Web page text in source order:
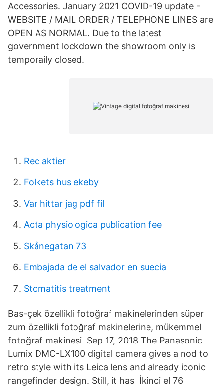
Accessories. January 2021 COVID-19 update -
WEBSITE / MAIL ORDER / TELEPHONE LINES are
OPEN AS NORMAL. Due to the latest
government lockdown the showroom only is
temporaily closed.
Rec aktier
Folkets hus ekeby
Var hittar jag pdf fil
Acta physiologica publication fee
Skånegatan 73
Embajada de el salvador en suecia
Stomatitis treatment
Bas-çek özellikli fotoğraf makinelerinden süper
zum özellikli fotoğraf makinelerine, mükemmel
fotoğraf makinesi Sep 17, 2018 The Panasonic
Lumix DMC-LX100 digital camera gives a nod to
retro style with its Leica lens and already iconic
rangefinder design. Still, it has İkinci el 76